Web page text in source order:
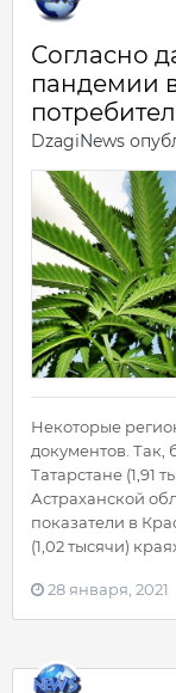
Согласно
пандемии
DzagiNews
Некоторые
документов. Так,
Татарстане (1,91
Астраханской
показатели в
(1,02 тысячи)
28 января, 2021